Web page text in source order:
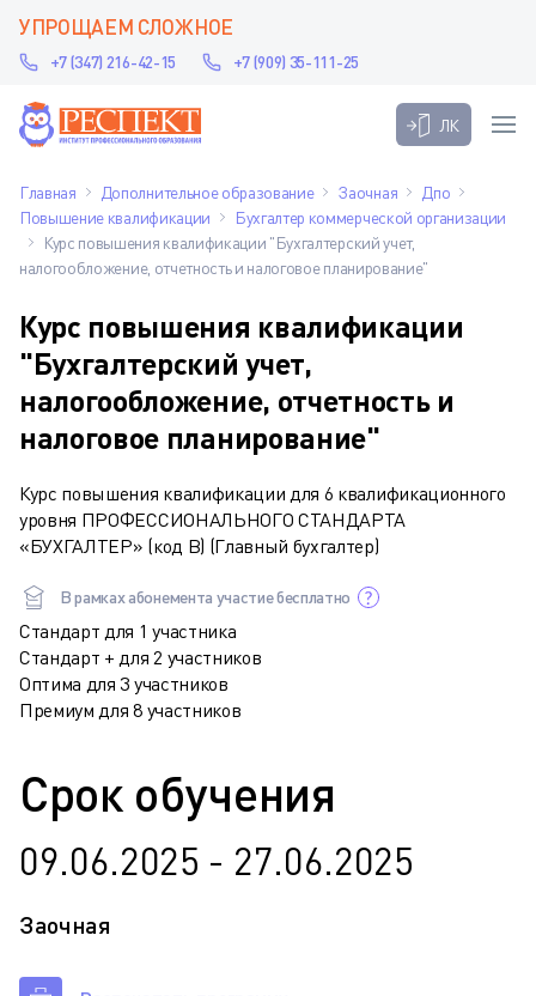
УПРОЩАЕМ СЛОЖНОЕ
+7 (347) 216-42-15 +7 (909) 35-111-25
ЛК
Главная Дополнительное образование Заочная
Дпо
Повышение квалификации
Бухгалтер коммерческой организации
Курс повышения квалификации "Бухгалтерский учет,
налогообложение, отчетность и налоговое планирование"
Курс повышения квалификации
"Бухгалтерский учет,
налогообложение, отчетность и
налоговое планирование"
Курс повышения квалификации для 6 квалификационного
уровня ПРОФЕССИОНАЛЬНОГО СТАНДАРТА
«БУХГАЛТЕР» (код В) (Главный бухгалтер)
В рамках абонемента участие бесплатно
Стандарт для 1 участника
Стандарт + для 2 участников
Оптима для 3 участников
Премиум для 8 участников
Срок обучения
09.06.2025 - 27.06.2025
Заочная